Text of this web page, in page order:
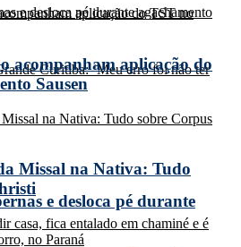
e desloca pé durante
acompanham aplicação do
Sausen
Missal na Nativa: Tudo